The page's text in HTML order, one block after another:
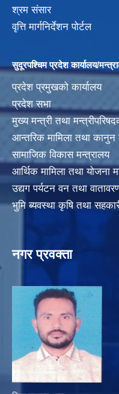
श्रम संसार
वृत्ति मार्गनिर्देशन पोर्टल
सुदूरपश्चिम प्रदेश कार्यालय/
प्रदेश प्रमुखको कार्यालय
प्रदेश सभा
मुख्य मन्त्री तथा
आन्तरिक मामिला तथा कानुन
सामाजिक विकास मन्त्रालय
आर्थिक मामिला तथा योजना
उद्यग पर्यटन वन तथा
भुमि ब्यवस्था कृषि तथा
नगर प्रवक्ता